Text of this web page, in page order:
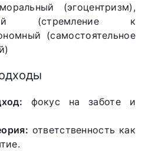
(эгоцентризм),
(стремление к
(самостоятельное
фокус на заботе и
ответственность как